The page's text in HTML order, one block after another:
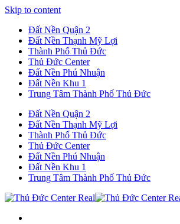
Skip to content
Đất Nền Quận 2
Đất Nền Thạnh Mỹ Lợi
Thành Phố Thủ Đức
Thủ Đức Center
Đất Nền Phú Nhuận
Đất Nền Khu 1
Trung Tâm Thành Phố Thủ Đức
Đất Nền Quận 2
Đất Nền Thạnh Mỹ Lợi
Thành Phố Thủ Đức
Thủ Đức Center
Đất Nền Phú Nhuận
Đất Nền Khu 1
Trung Tâm Thành Phố Thủ Đức